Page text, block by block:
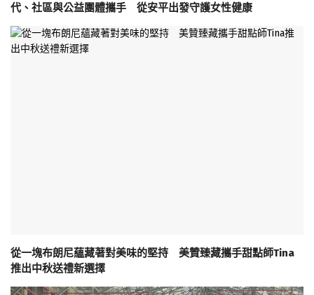
代、社區與公益團體攜手 從安平出發守護女性健康
從一塊布朗尼蘊藏著對美味的堅持 美贊臻藏攜手甜點師Tina
推出中秋送禮新選擇